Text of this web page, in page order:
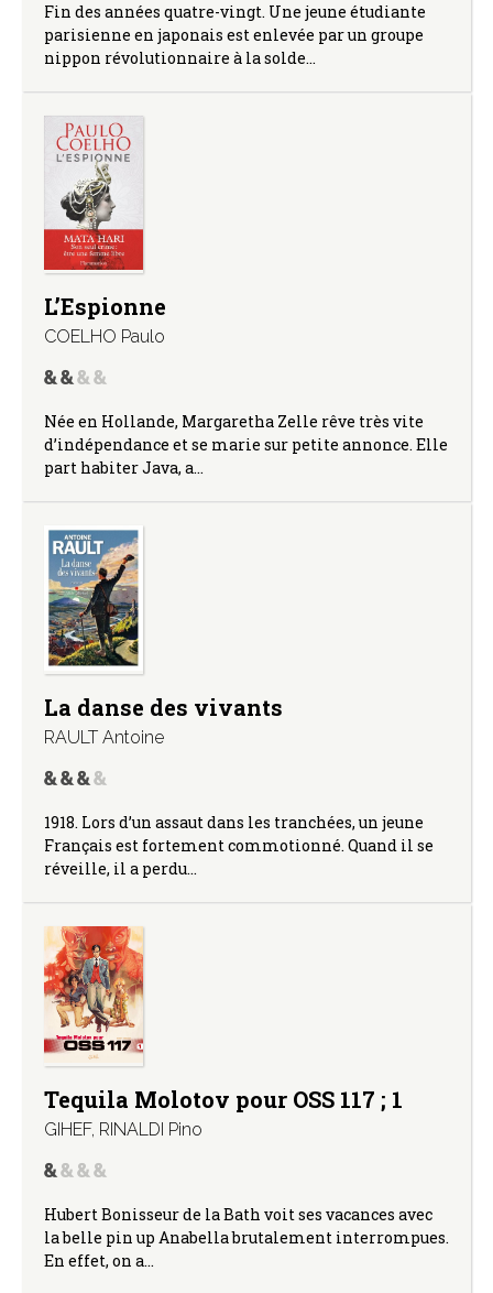
Fin des années quatre-vingt. Une jeune étudiante
parisienne en japonais est enlevée par un groupe
nippon révolutionnaire à la solde…
L’Espionne
COELHO Paulo
Née en Hollande, Margaretha Zelle rêve très vite
d’indépendance et se marie sur petite annonce. Elle
part habiter Java, a…
La danse des vivants
RAULT Antoine
1918. Lors d’un assaut dans les tranchées, un jeune
Français est fortement commotionné. Quand il se
réveille, il a perdu…
Tequila Molotov pour OSS 117 ; 1
GIHEF, RINALDI Pino
Hubert Bonisseur de la Bath voit ses vacances avec
la belle pin up Anabella brutalement interrompues.
En effet, on a…